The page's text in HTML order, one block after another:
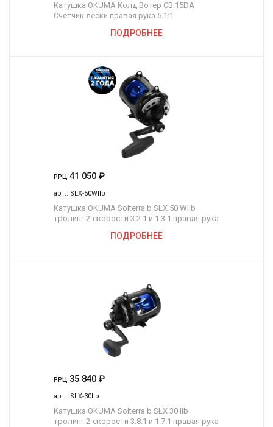
Катушка OKUMA Колд Вотер СВ 15DA
Счетчик лески правая рука 5.1:1
ПОДРОБНЕЕ
РРЦ 41 050 ₽
арт.: SLX-50WIIb
Катушка OKUMA Solterra b SLX 50 WIIb
тролинг 2-скорости 3.2:1 и 1.3:1 правая рука
ПОДРОБНЕЕ
РРЦ 35 840 ₽
арт.: SLX-30IIb
Катушка OKUMA Solterra b SLX 30 IIb
тролинг 2-скорости 3.8:1 и 1.7:1 правая рука